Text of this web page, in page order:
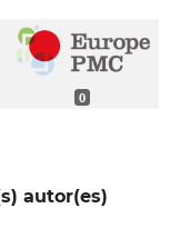
0
autor(es)